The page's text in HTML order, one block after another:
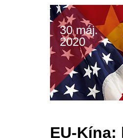
30 máj.
2020
EU-Kína: